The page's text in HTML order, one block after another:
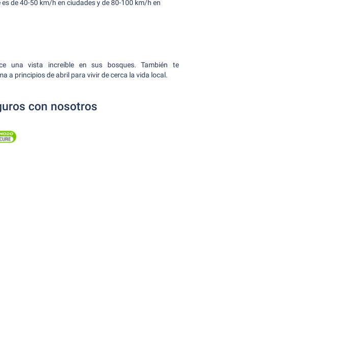
de 40-50 km/h en ciudades y de 80-100 km/h en
una vista increíble en sus bosques. También te
a principios de abril para vivir de cerca la vida local.
con nosotros